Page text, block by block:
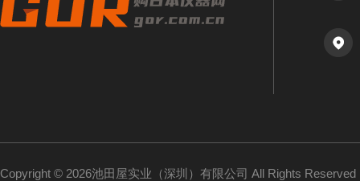
Copyright © 2026池田屋实业（深圳）有限公司 All Rights